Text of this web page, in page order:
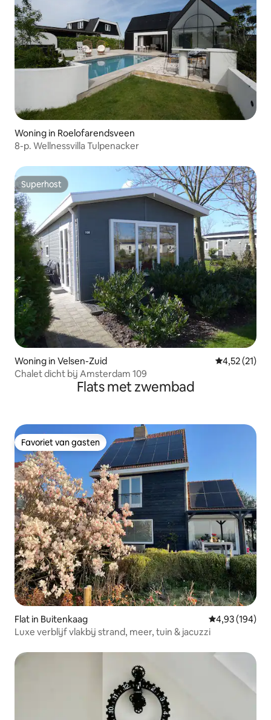
Woning in Roelofarendsveen
8-p. Wellnessvilla Tulpenacker
Superhost
Superhost
Woning in Velsen-Zuid Gemiddelde
4,52 (21)
Chalet dicht bij Amsterdam 109
Flats met zwembad
Favoriet van gasten
Favoriet van gasten
Flat in Buitenkaag Gemiddelde
4,93 (194)
Luxe verblijf vlakbij strand, meer, tuin & jacuzzi